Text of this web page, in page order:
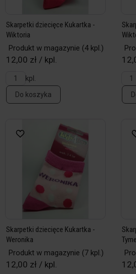
Skarpetki dziecięce Kukartka -
Wiktoria
Produkt w magazynie (4 kpl.)
12,00 zł / kpl.
kpl.
Do koszyka
Skarpetki dziecięce Kukartka -
Weronika
Produkt w magazynie (7 kpl.)
12,00 zł / kpl.